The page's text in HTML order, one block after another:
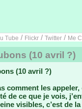
Tube / Flickr / Twitter / Me
(10 avril ?)
(10 avril ?)
comment les
de ce que je vois,
visibles, c’est de